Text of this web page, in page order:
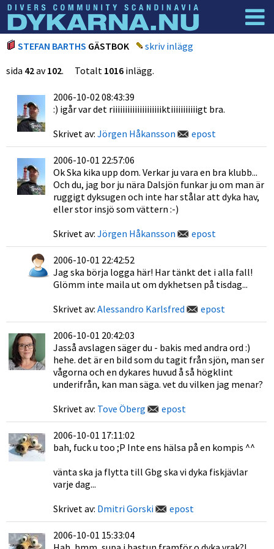
Dyknyheter
STEFAN BARTHS GÄSTBOK
skriv inlägg
sida 42av102. Totalt 1016 inlägg.
2006-10-02 08:43:39
:) igår var det riiiiiiiiiiiiiiiiiiiiktiiiiiiiiiiigt bra.
Skrivet av: Jörgen Håkansson epost
2006-10-01 22:57:06
Ok Ska kika upp dom. Verkar ju vara en bra klubb...
Och du, jag bor ju nära Dalsjön funkar ju om man är
ruggigt dyksugen och inte har stålar att dyka hav,
eller stor insjö som vättern :-)
Skrivet av: Jörgen Håkansson epost
2006-10-01 22:42:52
Jag ska börja logga här! Har tänkt det i alla fall!
Glömm inte maila ut om dykhetsen på tisdag...
Skrivet av: Alessandro Karlsfred epost
2006-10-01 20:42:03
Jasså avslagen säger du - bakis med andra ord :)
hehe. det är en bild som du tagit från sjön, man ser
vågorna och en dykares huvud å så högklint
underifrån, kan man säga. vet du vilken jag menar?
Skrivet av: Tove Öberg epost
2006-10-01 17:11:02
bah, fuck u too ;P Inte ens hälsa på en kompis ^^
vänta ska ja flytta till Gbg ska vi dyka fiskjävlar
varje dag...
Skrivet av: Dmitri Gorski epost
2006-10-01 15:33:04